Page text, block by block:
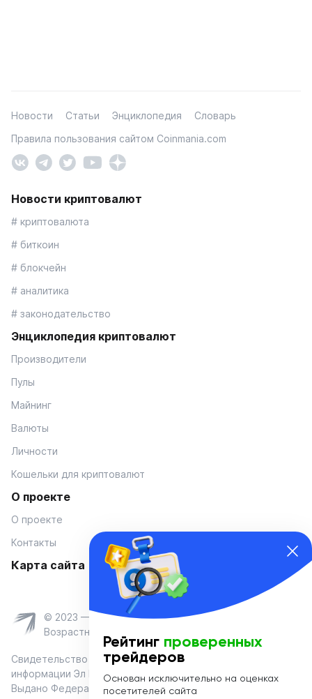
Новости Статьи Энциклопедия
Словарь
Правила пользования сайтом Coinmania.com
Новости криптовалют
# криптовалюта
# биткоин
# блокчейн
# аналитика
# законодательство
Энциклопедия криптовалют
Производители
Пулы
Майнинг
Валюты
Личности
Кошельки для криптовалют
О проекте
О проекте
Контакты
Карта сайта
© 2023 — Coinmania
Возрастное ограничение 16+
Свидетельство о регистрации средства массовой
информации Эл № ФС 77-74908 от «25» января 2019 г.
Выдано Федеральной службой по надзору в сфере связи,
Рейтинг проверенных
трейдеров
Основан исключительно на оценках
посетителей сайта